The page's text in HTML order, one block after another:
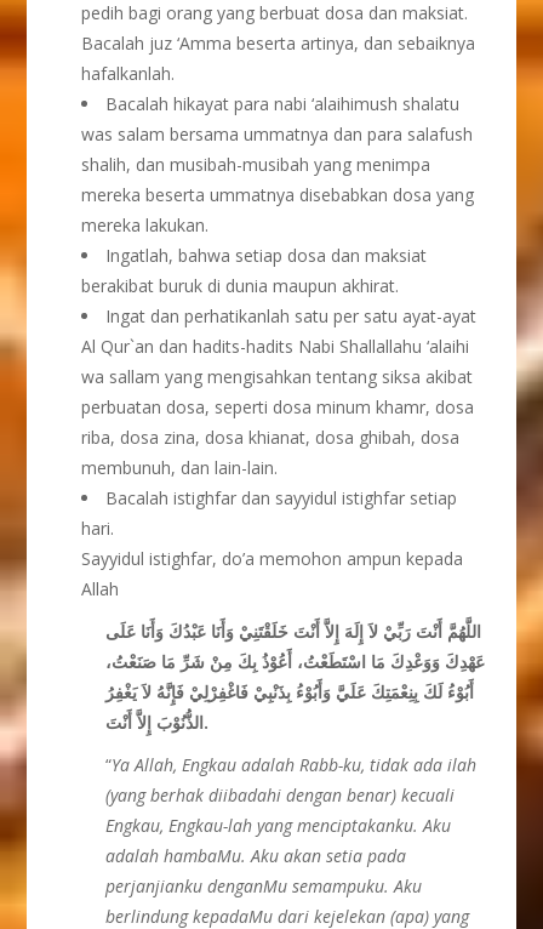
pedih bagi orang yang berbuat dosa dan maksiat.
Bacalah juz ‘Amma beserta artinya, dan sebaiknya
hafalkanlah.
Bacalah hikayat para nabi ‘alaihimush shalatu
was salam bersama ummatnya dan para salafush
shalih, dan musibah-musibah yang menimpa
mereka beserta ummatnya disebabkan dosa yang
mereka lakukan.
Ingatlah, bahwa setiap dosa dan maksiat
berakibat buruk di dunia maupun akhirat.
Ingat dan perhatikanlah satu per satu ayat-ayat
Al Qur`an dan hadits-hadits Nabi Shallallahu ‘alaihi
wa sallam yang mengisahkan tentang siksa akibat
perbuatan dosa, seperti dosa minum khamr, dosa
riba, dosa zina, dosa khianat, dosa ghibah, dosa
membunuh, dan lain-lain.
Bacalah istighfar dan sayyidul istighfar setiap
hari.
Sayyidul istighfar, do’a memohon ampun kepada
Allah
اللَّهُمَّ أَنْتَ رَبِّيْ لاَ إِلَهَ إِلاَّ أَنْتَ خَلَقْتَنِيْ وَأَنَا عَبْدُكَ وَأَنَا عَلَى
عَهْدِكَ وَوَعْدِكَ مَا اسْتَطَعْتُ، أَعُوْذُ بِكَ مِنْ شَرِّ مَا صَنَعْتُ،
أَبُوْءُ لَكَ بِنِعْمَتِكَ عَلَيَّ وَأَبُوْءُ بِذَنْبِيْ فَاغْفِرْلِيْ فَإِنَّهُ لاَ يَغْفِرُ
الذُّنُوْبَ إِلاَّ أَنْتَ.
“Ya Allah, Engkau adalah Rabb-ku, tidak ada ilah
(yang berhak diibadahi dengan benar) kecuali
Engkau, Engkau-lah yang menciptakanku. Aku
adalah hambaMu. Aku akan setia pada
perjanjianku denganMu semampuku. Aku
berlindung kepadaMu dari kejelekan (apa) yang